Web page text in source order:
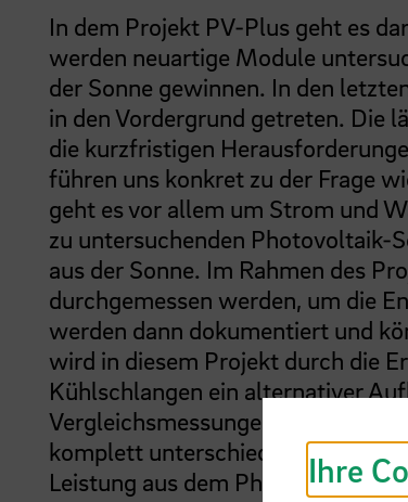
In dem Projekt PV-Plus geht es
werden neuartige Module
der Sonne gewinnen. In den
in den Vordergrund getreten. Die
die kurzfristigen
führen uns konkret zu der Frage
geht es vor allem um Strom und
zu untersuchenden Photovoltaik-
aus der Sonne. Im Rahmen des
durchgemessen werden, um die
werden dann dokumentiert und
wird in diesem Projekt durch die
Kühlschlangen ein alternativer
Vergleichsmessungen
komplett unterschiedliche
Leistung aus dem Photovoltaik-
Ihre